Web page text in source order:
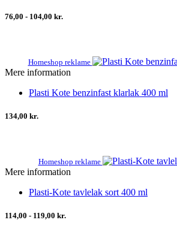
76,00 - 104,00 kr.
Homeshop reklame
Mere information
Plasti Kote benzinfast klarlak 400 ml
134,00 kr.
Homeshop reklame
Mere information
Plasti-Kote tavlelak sort 400 ml
114,00 - 119,00 kr.